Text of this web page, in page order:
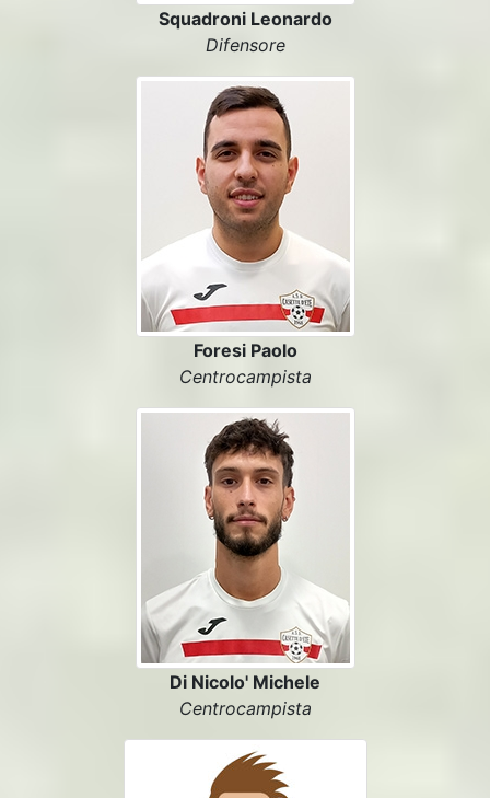
Squadroni Leonardo
Difensore
Foresi Paolo
Centrocampista
Di Nicolo' Michele
Centrocampista